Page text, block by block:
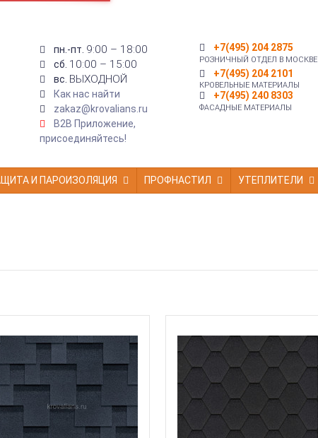
пн.-пт. 9:00 – 18:00
сб. 10:00 – 15:00
вс. ВЫХОДНОЙ
Как нас найти
zakaz@krovalians.ru
B2B Приложение,
присоединяйтесь!
+7(495) 204 2875
РОЗНИЧНЫЙ ОТДЕЛ В МОСКВЕ
+7(495) 204 2101
КРОВЕЛЬНЫЕ МАТЕРИАЛЫ
+7(495) 240 8303
ФАСАДНЫЕ МАТЕРИАЛЫ
И ПАРОИЗОЛЯЦИЯ ПРОФНАСТИЛ УТЕПЛИТЕЛИ